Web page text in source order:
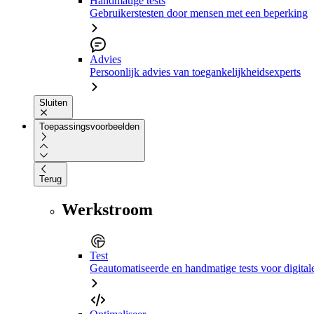
Gebruikerstesten door mensen met een beperking
Advies
Persoonlijk advies van toegankelijkheidsexperts
Sluiten
Toepassingsvoorbeelden
Terug
Werkstroom
Test
Geautomatiseerde en handmatige tests voor